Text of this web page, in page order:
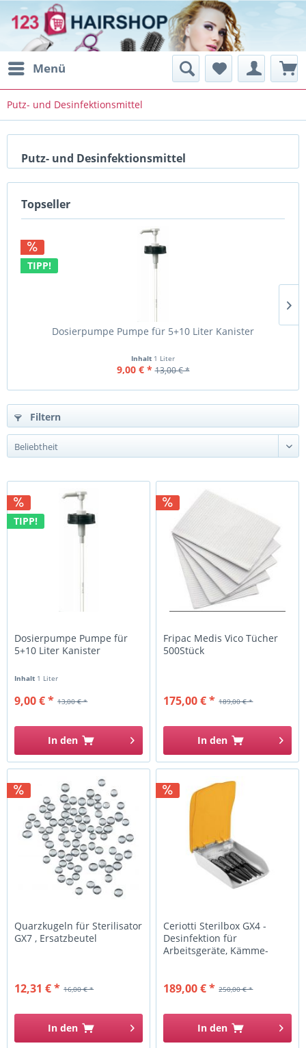
Menü
Putz- und Desinfektionsmittel
Putz- und Desinfektionsmittel
Topseller
TIPP!
Dosierpumpe Pumpe für 5+10 Liter Kanister
Inhalt 1 Liter
9,00 € * 13,00 € *
Filtern
TIPP!
Dosierpumpe Pumpe für
5+10 Liter Kanister
Inhalt 1 Liter
13,00 € *
9,00 € *
In den
Fripac Medis Vico Tücher
500Stück
189,00 € *
175,00 € *
In den
Quarzkugeln für Sterilisator
GX7 , Ersatzbeutel
16,00 € *
12,31 € *
In den
Ceriotti Sterilbox GX4 -
Desinfektion für
Arbeitsgeräte, Kämme-
250,00 € *
189,00 € *
In den